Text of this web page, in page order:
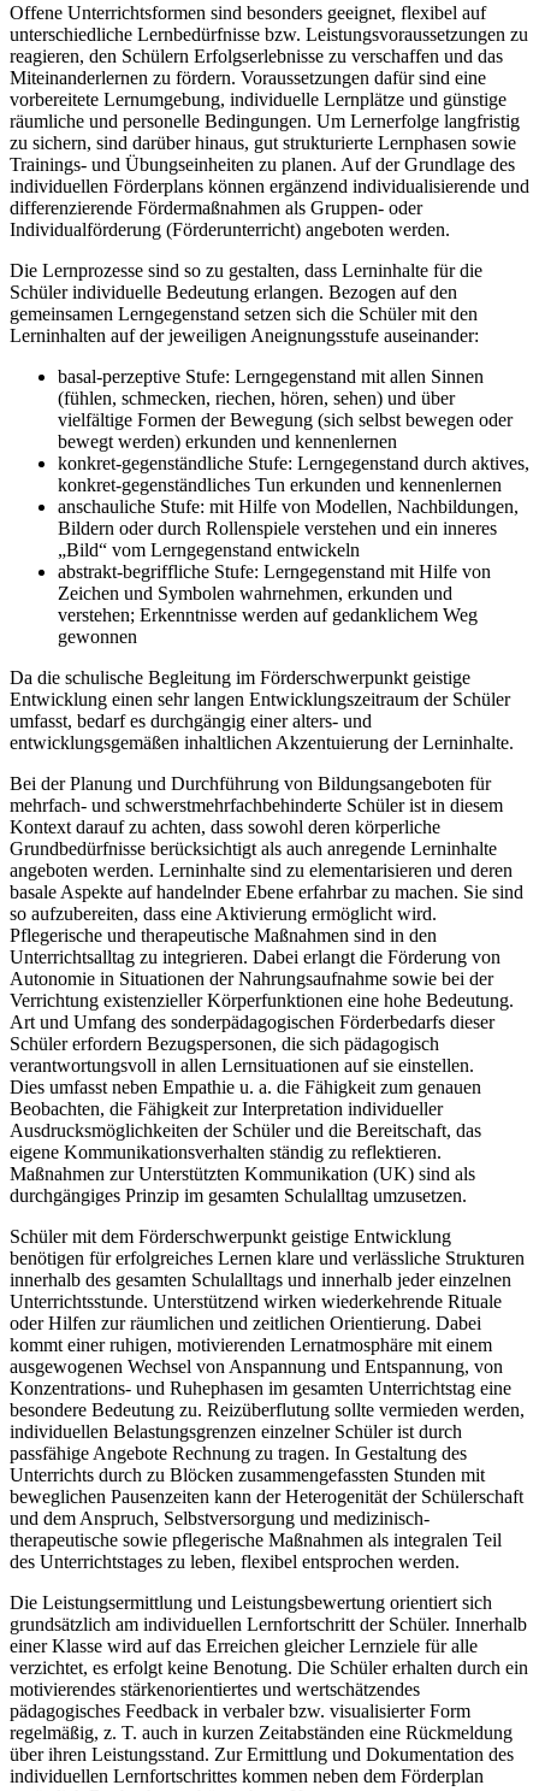
Offene Unterrichtsformen sind besonders geeignet, flexibel auf
unterschiedliche Lernbedürfnisse bzw. Leistungsvoraussetzungen zu
reagieren, den Schülern Erfolgserlebnisse zu verschaffen und das
Miteinanderlernen zu fördern. Voraussetzungen dafür sind eine
vorbereitete Lernumgebung, individuelle Lernplätze und günstige
räumliche und personelle Bedingungen. Um Lernerfolge langfristig
zu sichern, sind darüber hinaus, gut strukturierte Lernphasen sowie
Trainings- und Übungseinheiten zu planen. Auf der Grundlage des
individuellen Förderplans können ergänzend individualisierende und
differenzierende Fördermaßnahmen als Gruppen- oder
Individualförderung (Förderunterricht) angeboten werden.
Die Lernprozesse sind so zu gestalten, dass Lerninhalte für die
Schüler individuelle Bedeutung erlangen. Bezogen auf den
gemeinsamen Lerngegenstand setzen sich die Schüler mit den
Lerninhalten auf der jeweiligen Aneignungsstufe auseinander:
basal-perzeptive Stufe: Lerngegenstand mit allen Sinnen
(fühlen, schmecken, riechen, hören, sehen) und über
vielfältige Formen der Bewegung (sich selbst bewegen oder
bewegt werden) erkunden und kennenlernen
konkret-gegenständliche Stufe: Lerngegenstand durch aktives,
konkret-gegenständliches Tun erkunden und kennenlernen
anschauliche Stufe: mit Hilfe von Modellen, Nachbildungen,
Bildern oder durch Rollenspiele verstehen und ein inneres
„Bild“ vom Lerngegenstand entwickeln
abstrakt-begriffliche Stufe: Lerngegenstand mit Hilfe von
Zeichen und Symbolen wahrnehmen, erkunden und
verstehen; Erkenntnisse werden auf gedanklichem Weg
gewonnen
Da die schulische Begleitung im Förderschwerpunkt geistige
Entwicklung einen sehr langen Entwicklungszeitraum der Schüler
umfasst, bedarf es durchgängig einer alters- und
entwicklungsgemäßen inhaltlichen Akzentuierung der Lerninhalte.
Bei der Planung und Durchführung von Bildungsangeboten für
mehrfach- und schwerstmehrfachbehinderte Schüler ist in diesem
Kontext darauf zu achten, dass sowohl deren körperliche
Grundbedürfnisse berücksichtigt als auch anregende Lerninhalte
angeboten werden. Lerninhalte sind zu elementarisieren und deren
basale Aspekte auf handelnder Ebene erfahrbar zu machen. Sie sind
so aufzubereiten, dass eine Aktivierung ermöglicht wird.
Pflegerische und therapeutische Maßnahmen sind in den
Unterrichtsalltag zu integrieren. Dabei erlangt die Förderung von
Autonomie in Situationen der Nahrungsaufnahme sowie bei der
Verrichtung existenzieller Körperfunktionen eine hohe Bedeutung.
Art und Umfang des sonderpädagogischen Förderbedarfs dieser
Schüler erfordern Bezugspersonen, die sich pädagogisch
verantwortungsvoll in allen Lernsituationen auf sie einstellen.
Dies umfasst neben Empathie u. a. die Fähigkeit zum genauen
Beobachten, die Fähigkeit zur Interpretation individueller
Ausdrucksmöglichkeiten der Schüler und die Bereitschaft, das
eigene Kommunikationsverhalten ständig zu reflektieren.
Maßnahmen zur Unterstützten Kommunikation (UK) sind als
durchgängiges Prinzip im gesamten Schulalltag umzusetzen.
Schüler mit dem Förderschwerpunkt geistige Entwicklung
benötigen für erfolgreiches Lernen klare und verlässliche Strukturen
innerhalb des gesamten Schulalltags und innerhalb jeder einzelnen
Unterrichtsstunde. Unterstützend wirken wiederkehrende Rituale
oder Hilfen zur räumlichen und zeitlichen Orientierung. Dabei
kommt einer ruhigen, motivierenden Lernatmosphäre mit einem
ausgewogenen Wechsel von Anspannung und Entspannung, von
Konzentrations- und Ruhephasen im gesamten Unterrichtstag eine
besondere Bedeutung zu. Reizüberflutung sollte vermieden werden,
individuellen Belastungsgrenzen einzelner Schüler ist durch
passfähige Angebote Rechnung zu tragen. In Gestaltung des
Unterrichts durch zu Blöcken zusammengefassten Stunden mit
beweglichen Pausenzeiten kann der Heterogenität der Schülerschaft
und dem Anspruch, Selbstversorgung und medizinisch-
therapeutische sowie pflegerische Maßnahmen als integralen Teil
des Unterrichtstages zu leben, flexibel entsprochen werden.
Die Leistungsermittlung und Leistungsbewertung orientiert sich
grundsätzlich am individuellen Lernfortschritt der Schüler. Innerhalb
einer Klasse wird auf das Erreichen gleicher Lernziele für alle
verzichtet, es erfolgt keine Benotung. Die Schüler erhalten durch ein
motivierendes stärkenorientiertes und wertschätzendes
pädagogisches Feedback in verbaler bzw. visualisierter Form
regelmäßig, z. T. auch in kurzen Zeitabständen eine Rückmeldung
über ihren Leistungsstand. Zur Ermittlung und Dokumentation des
individuellen Lernfortschrittes kommen neben dem Förderplan